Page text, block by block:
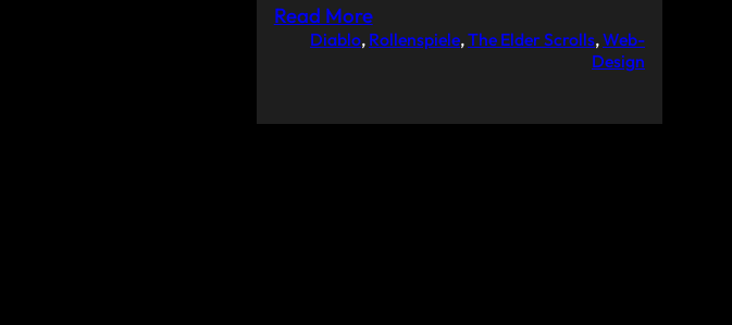
Read More
Diablo, Rollenspiele, The Elder Scrolls, Web-
Design